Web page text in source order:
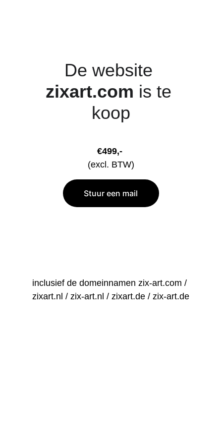
De website
zixart.com is te
koop
€499,-
(excl. BTW)
Stuur een mail
inclusief de domeinnamen zix-art.com /
zixart.nl / zix-art.nl / zixart.de / zix-art.de